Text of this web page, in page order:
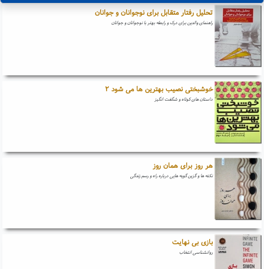
تحلیل رفتار متقابل برای نوجوانان و جوانان
راهنمای والدین برای درک و رابطه بهتر با نوجوانان و جوانان
خوشبختی نصیب بهترین ها می شود ۲
داستان های کوتاه و شگفت انگیز
هر روز برای همان روز
نکته ها و گزین گویه هایی درباره راه و رسم زندگی
بازی بی نهایت
روانشناسی انتخاب